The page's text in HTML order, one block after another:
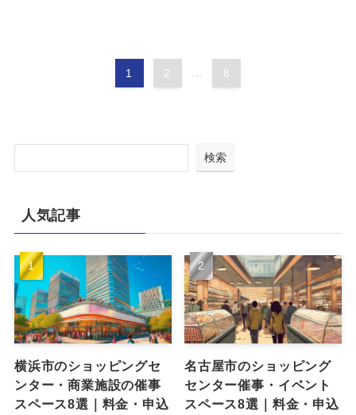
1 2 ... 8
検索
人気記事
横浜市のショッピングセ
ンター・商業施設の催事
スペース8選｜料金・申込
名古屋市のショッピング
センター催事・イベント
スペース8選｜料金・申込